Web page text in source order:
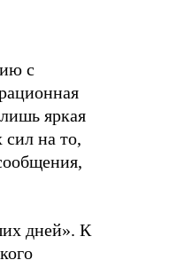
с
яркая
на то,
дней». К